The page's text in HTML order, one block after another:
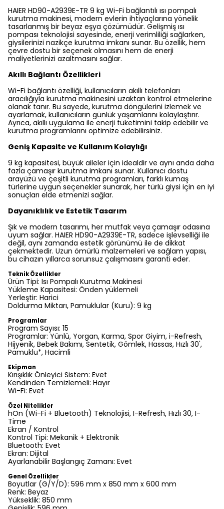
HAIER HD90-A2939E-TR 9 kg Wi-Fi bağlantılı ısı pompalı
kurutma makinesi, modern evlerin ihtiyaçlarına yönelik
tasarlanmış bir beyaz eşya çözümüdür. Gelişmiş ısı
pompası teknolojisi sayesinde, enerji verimliliği sağlarken,
giysilerinizi nazikçe kurutma imkanı sunar. Bu özellik, hem
çevre dostu bir seçenek olmasını hem de enerji
maliyetlerinizi azaltmasını sağlar.
Akıllı Bağlantı Özellikleri
Wi-Fi bağlantı özelliği, kullanıcıların akıllı telefonları
aracılığıyla kurutma makinesini uzaktan kontrol etmelerine
olanak tanır. Bu sayede, kurutma döngülerini izlemek ve
ayarlamak, kullanıcıların günlük yaşamlarını kolaylaştırır.
Ayrıca, akıllı uygulama ile enerji tüketimini takip edebilir ve
kurutma programlarını optimize edebilirsiniz.
Geniş Kapasite ve Kullanım Kolaylığı
9 kg kapasitesi, büyük aileler için idealdir ve aynı anda daha
fazla çamaşır kurutma imkanı sunar. Kullanıcı dostu
arayüzü ve çeşitli kurutma programları, farklı kumaş
türlerine uygun seçenekler sunarak, her türlü giysi için en iyi
sonuçları elde etmenizi sağlar.
Dayanıklılık ve Estetik Tasarım
Şık ve modern tasarımı, her mutfak veya çamaşır odasına
uyum sağlar. HAIER HD90-A2939E-TR, sadece işlevselliği ile
değil, aynı zamanda estetik görünümü ile de dikkat
çekmektedir. Uzun ömürlü malzemeleri ve sağlam yapısı,
bu cihazın yıllarca sorunsuz çalışmasını garanti eder.
Teknik Özellikler
Ürün Tipi: Isı Pompalı Kurutma Makinesi
Yükleme Kapasitesi: Önden yüklemeli
Yerleştir: Harici
Doldurma Miktarı, Pamuklular (Kuru): 9 kg
Programlar
Program Sayısı: 15
Programlar: Yünlü, Yorgan, Karma, Spor Giyim, i-Refresh,
Hijyenik, Bebek Bakımı, Sentetik, Gömlek, Hassas, Hızlı 30',
Pamuklu*, Hacimli
Ekipman
Kırışıklık Önleyici Sistem: Evet
Kendinden Temizlemeli: Hayır
Wi-Fi: Evet
Özel Nitelikler
hOn (Wi-Fi + Bluetooth) Teknolojisi, I-Refresh, Hızlı 30, I-
Time
Ekran / Kontrol
Kontrol Tipi: Mekanik + Elektronik
Bluetooth: Evet
Ekran: Dijital
Ayarlanabilir Başlangıç Zamanı: Evet
Genel Özellikler
Boyutlar (G/Y/D): 596 mm x 850 mm x 600 mm
Renk: Beyaz
Yükseklik: 850 mm